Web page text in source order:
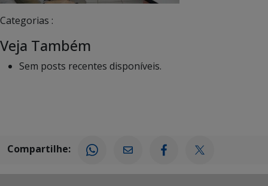
Categorias :
Veja Também
Sem posts recentes disponíveis.
Compartilhe: